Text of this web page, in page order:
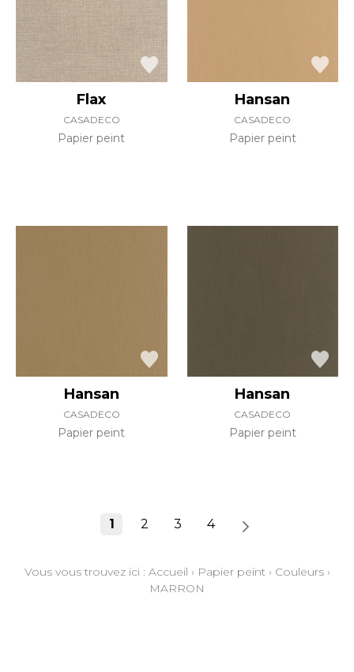
Flax
CASADECO
Papier peint
Hansan
CASADECO
Papier peint
Hansan
CASADECO
Papier peint
Hansan
CASADECO
Papier peint
1 2 3 4
Vous vous trouvez ici : Accueil › Papier peint› Couleurs›
MARRON